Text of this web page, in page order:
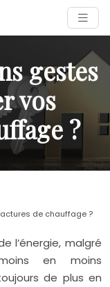
gestes
vos
?
de chauffage ?
l’énergie, malgré
en moins
de plus en